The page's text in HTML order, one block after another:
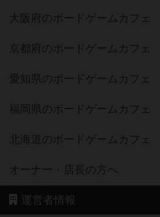
大阪府のボードゲームカフェ
京都府のボードゲームカフェ
愛知県のボードゲームカフェ
福岡県のボードゲームカフェ
北海道のボードゲームカフェ
オーナー・店長の方へ
運営者情報